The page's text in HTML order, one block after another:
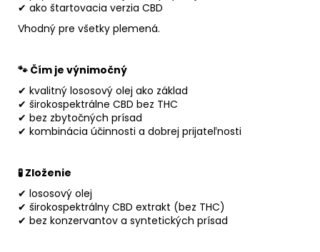
✔ ako štartovacia verzia CBD
Vhodný pre všetky plemená.
🐾 Čím je výnimočný
✔ kvalitný lososový olej ako základ
✔ širokospektrálne CBD bez THC
✔ bez zbytočných prísad
✔ kombinácia účinnosti a dobrej prijateľnosti
🧪 Zloženie
✔ lososový olej
✔ širokospektrálny CBD extrakt (bez THC)
✔ bez konzervantov a syntetických prísad